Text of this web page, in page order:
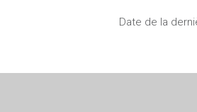
Date de la